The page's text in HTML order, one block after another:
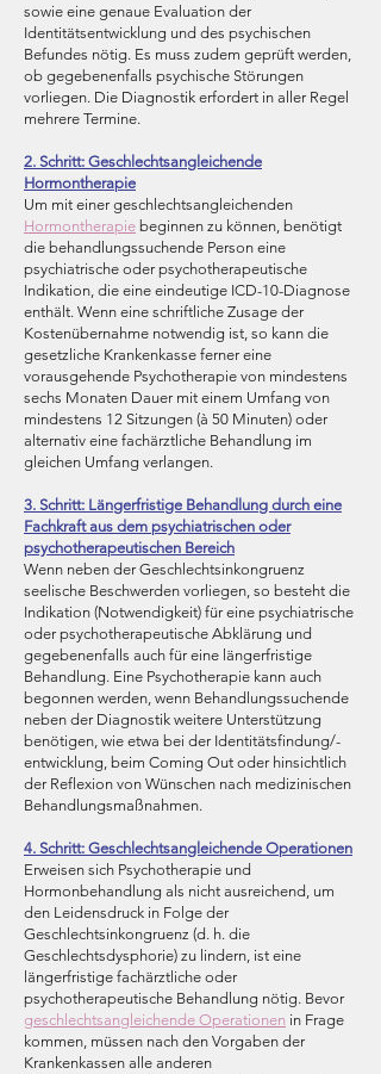
sowie eine genaue Evaluation der
Identitätsentwicklung und des psychischen
Befundes nötig. Es muss zudem geprüft werden,
ob gegebenenfalls psychische Störungen
vorliegen. Die Diagnostik erfordert in aller Regel
mehrere Termine.
2. Schritt: Geschlechtsangleichende
Hormontherapie
Um mit einer geschlechtsangleichenden
Hormontherapie beginnen zu können, benötigt
die behandlungssuchende Person eine
psychiatrische oder psychotherapeutische
Indikation, die eine eindeutige ICD-10-Diagnose
enthält. Wenn eine schriftliche Zusage der
Kostenübernahme notwendig ist, so kann die
gesetzliche Krankenkasse ferner eine
vorausgehende Psychotherapie von mindestens
sechs Monaten Dauer mit einem Umfang von
mindestens 12 Sitzungen (à 50 Minuten) oder
alternativ eine fachärztliche Behandlung im
gleichen Umfang verlangen.
3. Schritt: Längerfristige Behandlung durch eine
Fachkraft aus dem psychiatrischen oder
psychotherapeutischen Bereich
Wenn neben der Geschlechtsinkongruenz
seelische Beschwerden vorliegen, so besteht die
Indikation (Notwendigkeit) für eine psychiatrische
oder psychotherapeutische Abklärung und
gegebenenfalls auch für eine längerfristige
Behandlung. Eine Psychotherapie kann auch
begonnen werden, wenn Behandlungssuchende
neben der Diagnostik weitere Unterstützung
benötigen, wie etwa bei der Identitätsfindung/-
entwicklung, beim Coming Out oder hinsichtlich
der Reflexion von Wünschen nach medizinischen
Behandlungsmaßnahmen.
4. Schritt: Geschlechtsangleichende Operationen
Erweisen sich Psychotherapie und
Hormonbehandlung als nicht ausreichend, um
den Leidensdruck in Folge der
Geschlechtsinkongruenz (d. h. die
Geschlechtsdysphorie) zu lindern, ist eine
längerfristige fachärztliche oder
psychotherapeutische Behandlung nötig. Bevor
geschlechtsangleichende Operationen in Frage
kommen, müssen nach den Vorgaben der
Krankenkassen alle anderen